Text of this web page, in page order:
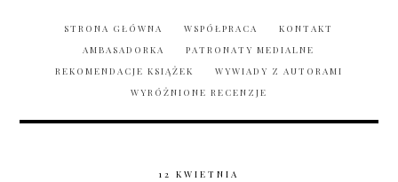
STRONA GŁÓWNA WSPÓŁPRACA
KONTAKT
AMBASADORKA
PATRONATY MEDIALNE
REKOMENDACJE KSIĄŻEK
WYWIADY Z AUTORAMI
WYRÓŻNIONE RECENZJE
12 KWIETNIA